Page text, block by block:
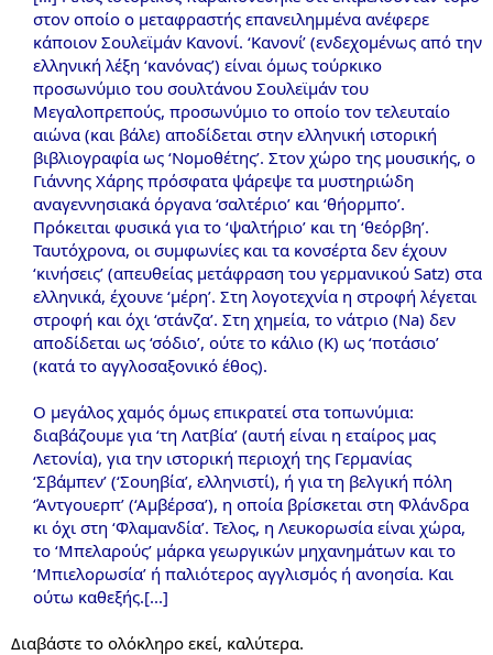
στον οποίο ο μεταφραστής επανειλημμένα ανέφερε
κάποιον Σουλεϊμάν Κανονί. ‘Κανονί’ (ενδεχομένως από την
ελληνική λέξη ‘κανόνας’) είναι όμως τούρκικο
προσωνύμιο του σουλτάνου Σουλεϊμάν του
Μεγαλοπρεπούς, προσωνύμιο το οποίο τον τελευταίο
αιώνα (και βάλε) αποδίδεται στην ελληνική ιστορική
βιβλιογραφία ως ‘Νομοθέτης’. Στον χώρο της μουσικής, ο
Γιάννης Χάρης πρόσφατα ψάρεψε τα μυστηριώδη
αναγεννησιακά όργανα ‘σαλτέριο’ και ‘θήορμπο’.
Πρόκειται φυσικά για το ‘ψαλτήριο’ και τη ‘θεόρβη’.
Ταυτόχρονα, οι συμφωνίες και τα κονσέρτα δεν έχουν
‘κινήσεις’ (απευθείας μετάφραση του γερμανικού Satz) στα
ελληνικά, έχουνε ‘μέρη’. Στη λογοτεχνία η στροφή λέγεται
στροφή και όχι ‘στάνζα’. Στη χημεία, το νάτριο (Na) δεν
αποδίδεται ως ‘σόδιο’, ούτε το κάλιο (Κ) ως ‘ποτάσιο’
(κατά το αγγλοσαξονικό έθος).
Ο μεγάλος χαμός όμως επικρατεί στα τοπωνύμια:
διαβάζουμε για ‘τη Λατβία’ (αυτή είναι η εταίρος μας
Λετονία), για την ιστορική περιοχή της Γερμανίας
‘Σβάμπεν’ (‘Σουηβία’, ελληνιστί), ή για τη βελγική πόλη
‘Άντγουερπ’ (‘Αμβέρσα’), η οποία βρίσκεται στη Φλάνδρα
κι όχι στη ‘Φλαμανδία’. Τελος, η Λευκορωσία είναι χώρα,
το ‘Μπελαρούς’ μάρκα γεωργικών μηχανημάτων και το
‘Μπιελορωσία’ ή παλιότερος αγγλισμός ή ανοησία. Και
ούτω καθεξής.[...]​
Διαβάστε το ολόκληρο εκεί, καλύτερα.